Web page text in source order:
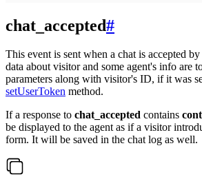
chat_accepted#
This event is sent when a chat is accepted
data about visitor and some agent's info are
parameters along with visitor's ID, if it was
setUserToken method.
If a response to chat_accepted contains
be displayed to the agent as if a visitor
form. It will be saved in the chat log as well.